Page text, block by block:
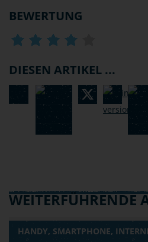
BEWERTUNG
DIESEN ARTIKEL ...
WEITERFÜHRENDE
HANDY, SMARTPHONE,